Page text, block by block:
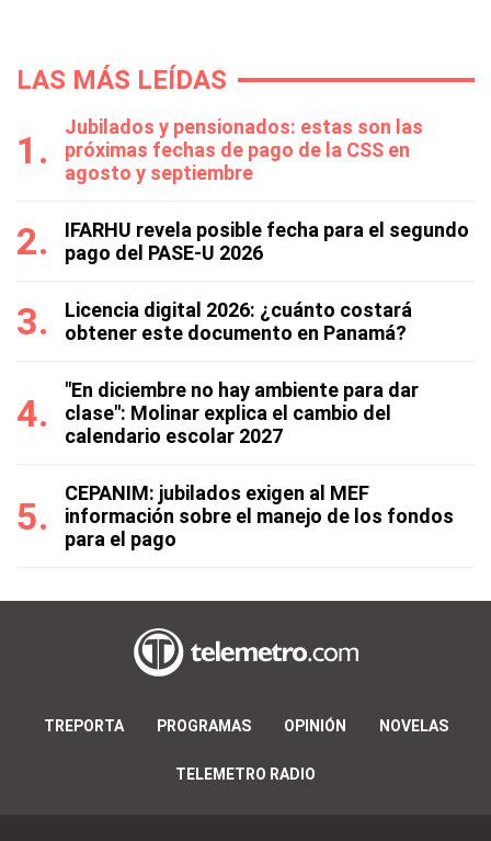
LAS MÁS LEÍDAS
Jubilados y pensionados: estas son las
próximas fechas de pago de la CSS en
agosto y septiembre
IFARHU revela posible fecha para el segundo
pago del PASE-U 2026
Licencia digital 2026: ¿cuánto costará
obtener este documento en Panamá?
"En diciembre no hay ambiente para dar
clase": Molinar explica el cambio del
calendario escolar 2027
CEPANIM: jubilados exigen al MEF
información sobre el manejo de los fondos
para el pago
TREPORTA PROGRAMAS OPINIÓN NOVELAS
TELEMETRO RADIO